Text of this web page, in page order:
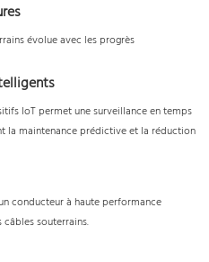
évolue avec les progrès
IoT permet une surveillance en temps
la maintenance prédictive et la réduction
conducteur à haute performance
souterrains.